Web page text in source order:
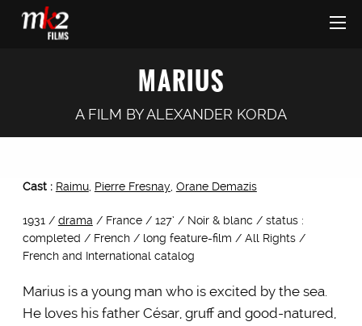
MARIUS
A FILM BYALEXANDER KORDA
Cast : Raimu, Pierre Fresnay, Orane Demazis
1931 / drama / France / 127’ / Noir & blanc / status :
completed / French / long feature-film / All Rights /
French and International catalog
Marius is a young man who is excited by the sea.
He loves his father César, gruff and good-natured,